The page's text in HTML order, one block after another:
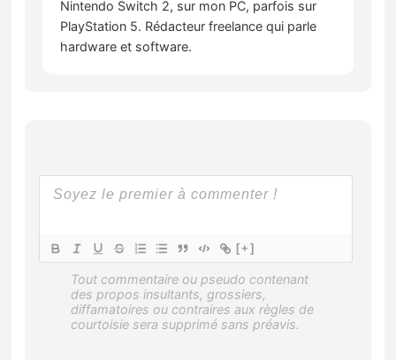
Nintendo Switch 2, sur mon PC, parfois sur
PlayStation 5. Rédacteur freelance qui parle
hardware et software.
[+]